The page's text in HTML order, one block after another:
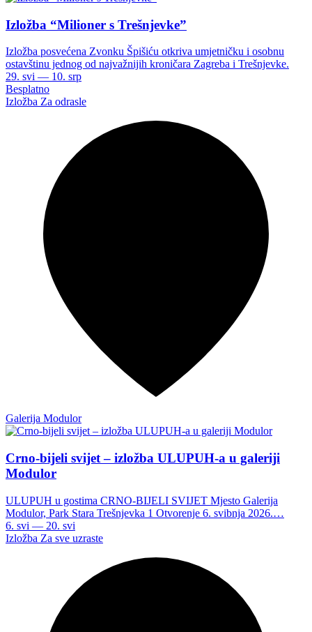
Izložba “Milioner s Trešnjevke”
Izložba posvećena Zvonku Špišiću otkriva umjetničku i osobnu
ostavštinu jednog od najvažnijih kroničara Zagreba i Trešnjevke.
29. svi — 10. srp
Besplatno
Izložba Za odrasle
Galerija Modulor
Crno-bijeli svijet – izložba ULUPUH-a u galeriji
Modulor
ULUPUH u gostima CRNO-BIJELI SVIJET Mjesto Galerija
Modulor, Park Stara Trešnjevka 1 Otvorenje 6. svibnja 2026.…
6. svi — 20. svi
Izložba Za sve uzraste